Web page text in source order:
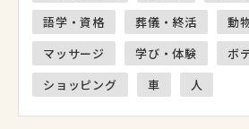
語学・資格
葬儀・終活
動
マッサージ
学び・体験
ボ
ショッピング
車 人